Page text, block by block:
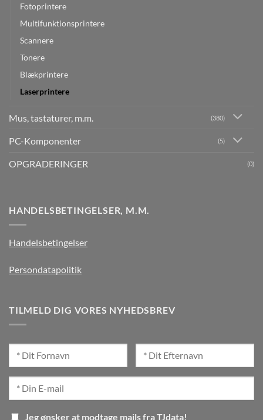
Fotoprintere
Multifunktionsprintere
Scannere
Tonere
Blækprintere
Laserprintere
Mus, tastaturer, m.m. (380)
PC-Komponenter (5)
OPGRADERINGER (0)
HANDELSBETINGELSER, M.M.
Handelsbetingelser
Persondatapolitik
TILMELD DIG VORES NYHEDSBREV
Jeg ønsker at modtage mails fra TJdata!